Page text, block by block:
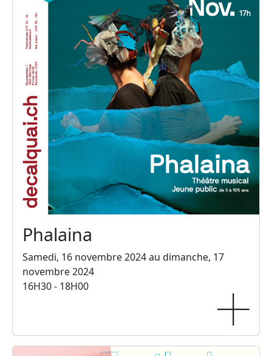
Phalaina
Samedi, 16 novembre 2024 au dimanche, 17
novembre 2024
16H30 - 18H00